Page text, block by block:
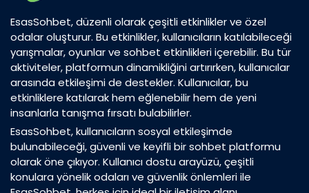
EsasSohbet, düzenli olarak çeşitli etkinlikler ve özel
odalar oluşturur. Bu etkinlikler, kullanıcıların katılabileceği
yarışmalar, oyunlar ve sohbet etkinlikleri içerebilir. Bu tür
aktiviteler, platformun dinamikliğini artırırken, kullanıcılar
arasında etkileşimi de destekler. Kullanıcılar, bu
etkinliklere katılarak hem eğlenebilir hem de yeni
insanlarla tanışma fırsatı bulabilirler.
EsasSohbet, kullanıcıların sosyal etkileşimde
bulunabileceği, güvenli ve keyifli bir sohbet platformu
olarak öne çıkıyor. Kullanıcı dostu arayüzü, çeşitli
konulara yönelik odaları ve güvenlik önlemleri ile